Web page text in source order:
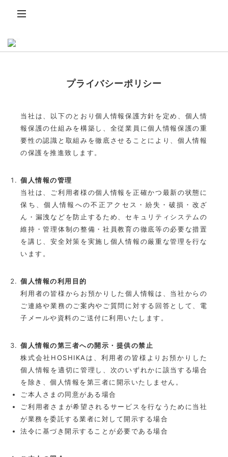
プライバシーポリシー
当社は、以下のとおり個人情報保護方針を定め、個人情
報保護の仕組みを構築し、全従業員に個人情報保護の重
要性の認識と取組みを徹底させることにより、個人情報
の保護を推進致します。
個人情報の管理
当社は、ご利用者様の個人情報を正確かつ最新の状態に
保ち、個人情報への不正アクセス・紛失・破損・改ざ
ん・漏洩などを防止するため、セキュリティシステムの
維持・管理体制の整備・社員教育の徹底等の必要な措置
を講じ、安全対策を実施し個人情報の厳重な管理を行な
います。
個人情報の利用目的
利用者の皆様からお預かりした個人情報は、当社からの
ご連絡や業務のご案内やご質問に対する回答として、電
子メールや資料のご送付に利用いたします。
個人情報の第三者への開示・提供の禁止
株式会社HOSHIKAは、利用者の皆様よりお預かりした
個人情報を適切に管理し、次のいずれかに該当する場合
を除き、個人情報を第三者に開示いたしません。
ご本人さまの同意がある場合
ご利用者さまが希望されるサービスを行なうために当社
が業務を委託する業者に対して開示する場合
法令に基づき開示することが必要である場合